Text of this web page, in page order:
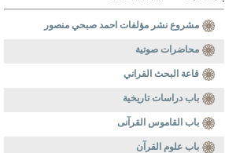
مشروع نشر مؤلفات احمد صبحي منصور
محاضرات صوتية
قاعة البحث القراني
باب دراسات تاريخية
باب القاموس القرآنى
باب علوم القرآن